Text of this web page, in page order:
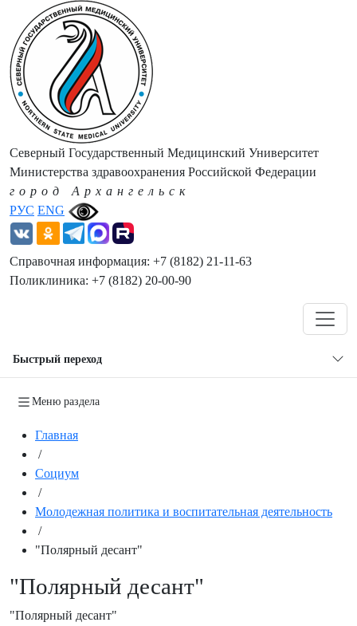
РУС ENG
Северный Государственный Медицинский Университет
Министерства здравоохранения Российской Федерации
город Архангельск
Справочная информация: +7 (8182) 21-11-63
Поликлиника: +7 (8182) 20-00-90
Быстрый переход
Меню раздела
Главная
/
Социум
/
Молодежная политика и воспитательная деятельность
/
"Полярный десант"
"Полярный десант"
"Полярный десант"